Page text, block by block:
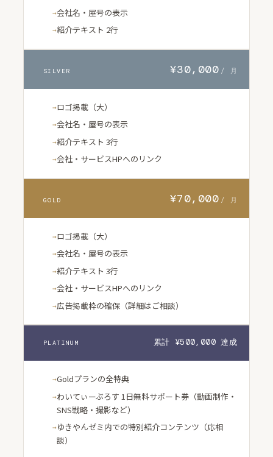
会社名・屋号の表示
紹介テキスト 2行
SILVER ¥30,000 / 月
ロゴ掲載（大）
会社名・屋号の表示
紹介テキスト 3行
会社・サービスHPへのリンク
GOLD ¥70,000 / 月
ロゴ掲載（大）
会社名・屋号の表示
紹介テキスト 3行
会社・サービスHPへのリンク
広告掲載枠の確保（詳細はご相談）
PLATINUM 累計 ¥500,000 達成
Goldプランの全特典
わいてぃーぶろす 1日無料サポート券（動画制作・
SNS戦略・撮影など）
ゆきやんゼミ内での特別紹介コンテンツ（応相
談）